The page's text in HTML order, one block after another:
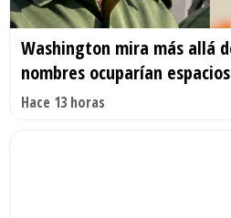
Washington mira más allá
nombres ocuparían
Hace 13 horas